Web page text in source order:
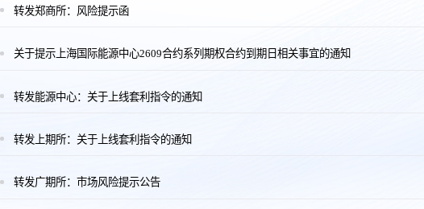
转发郑商所：风险提示函
关于提示上海国际能源中心2609合约系列期权合约到期日相关事宜的通知
转发能源中心：关于上线套利指令的通知
转发上期所：关于上线套利指令的通知
转发广期所：市场风险提示公告